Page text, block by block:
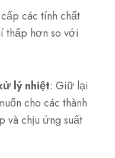
các tính chất
thấp hơn so với
lý nhiệt: Giữ lại
cho các thành
và chịu ứng suất